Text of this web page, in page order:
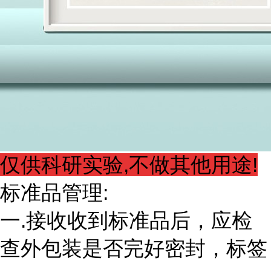
仅供科研实验,不做其他用途!
标准品管理:
一.接收收到标准品后，应检
查外包装是否完好密封，标签